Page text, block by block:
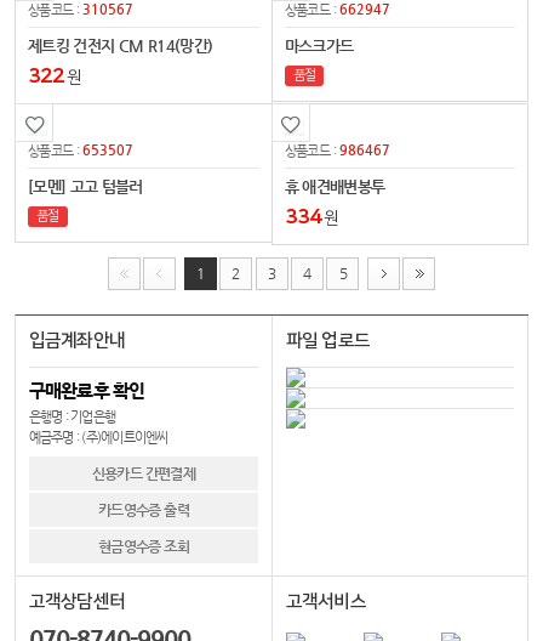
상품코드 :310567
제트킹 건전지 CM R14(망간)
322원
상품코드 :662947
마스크가드
품절
상품코드 :653507
[모멘] 고고 텀블러
품절
상품코드 :986467
휴 애견배변봉투
334원
1 2 3 4 5
입금계좌안내
구매완료후 확인
은행명 : 기업은행
예금주명 : (주)에이트이엔씨
신용카드 간편결제
카드영수증 출력
현금영수증 조회
파일 업로드
고객상담센터 고객서비스